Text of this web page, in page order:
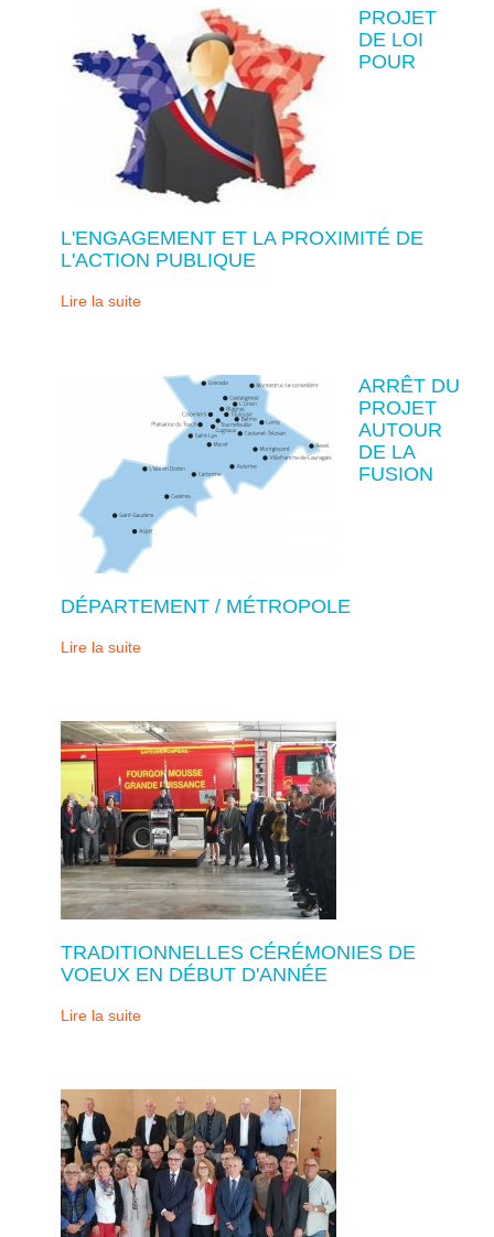
PROJET
DE LOI
POUR
L'ENGAGEMENT ET LA PROXIMITÉ DE
L'ACTION PUBLIQUE
Lire la suite
ARRÊT DU
PROJET
AUTOUR
DE LA
FUSION
DÉPARTEMENT / MÉTROPOLE
Lire la suite
TRADITIONNELLES CÉRÉMONIES DE
VOEUX EN DÉBUT D'ANNÉE
Lire la suite